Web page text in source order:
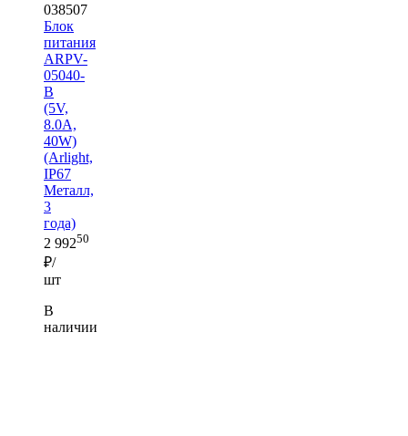
038507
Блок
питания
ARPV-
05040-
B
(5V,
8.0A,
40W)
(Arlight,
IP67
Металл,
3
года)
2 99250
₽/
шт
В
наличии